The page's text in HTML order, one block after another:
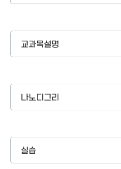
교과목설명
나노디그리
실습